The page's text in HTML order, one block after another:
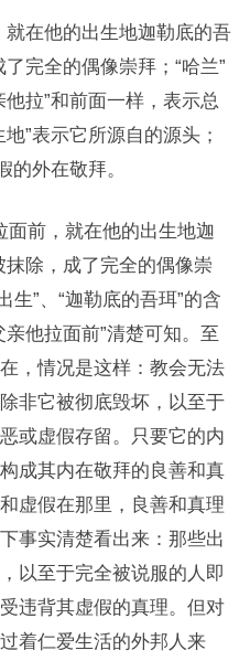
在他的出生地迦勒底的吾
完全的偶像崇拜；“哈兰”
拉”和前面一样，表示总
”表示它所源自的源头；
的外在敬拜。
面前，就在他的出生地迦
除，成了完全的偶像崇
生”、“迦勒底的吾珥”的含
他拉面前”清楚可知。至
，情况是这样：教会无法
非它被彻底毁坏，以至于
或虚假存留。只要它的内
成其内在敬拜的良善和真
虚假在那里，良善和真理
事实清楚看出来：那些出
以至于完全被说服的人即
违背其虚假的真理。但对
着仁爱生活的外邦人来